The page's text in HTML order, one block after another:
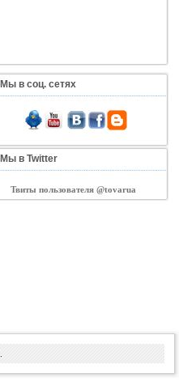
Мы в соц. сетях
Мы в Twitter
Твиты пользователя @tovarua